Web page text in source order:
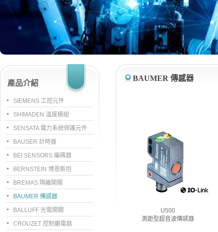
產品介紹
SIEMENS 工控元件
SHIMADEN 溫度模組
SENSATA 電力系統保護元件
BAUSER 計時器
BEI SENSORS 編碼器
BERNSTEIN 博恩斯坦
BREMAS 隔離開關
BAUMER 傳感器
BALLUFF 光電開關
CROUZET 控制繼電器
BAUMER 傳感器
U500
測距型超音波傳感器